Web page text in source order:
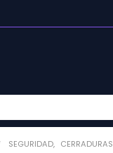
SEGURIDAD, CERRADURAS